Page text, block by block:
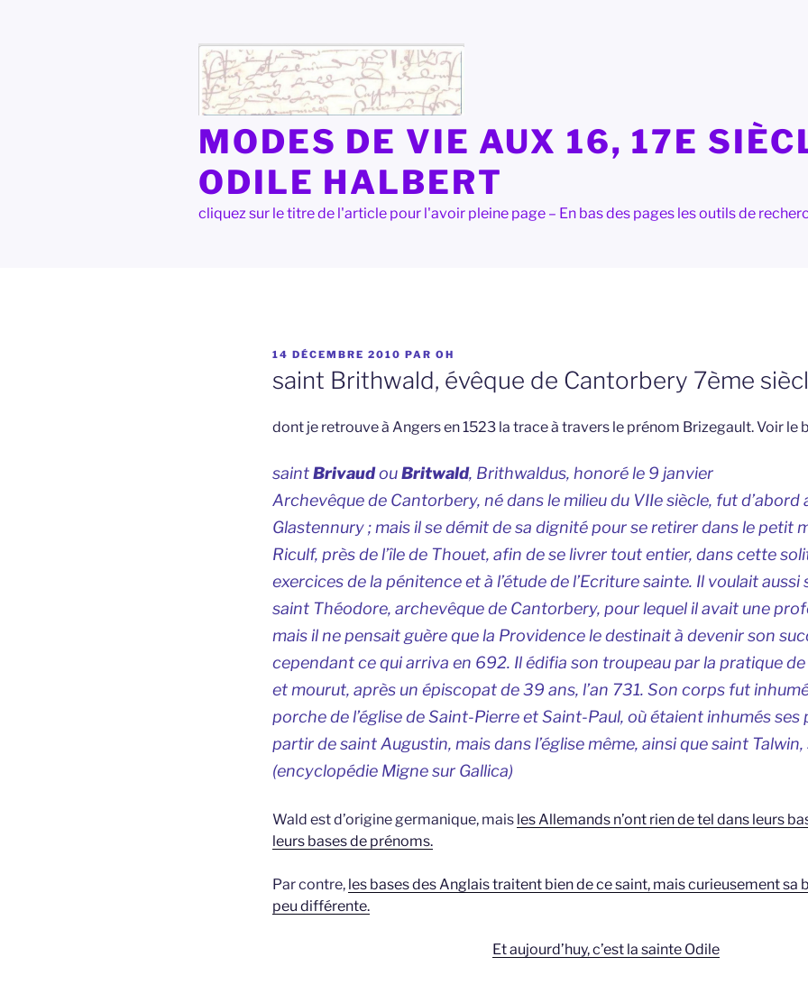
MODES DE VIE AUX 16, 17E
ODILE HALBERT
cliquez sur le titre de l'article pour l'avoir pleine page – En bas des pages les outils de
PUBLIÉ
14 DÉCEMBRE 2010 PAR OH
saint Brithwald, évêque de Cantorbery 7ème
dont je retrouve à Angers en 1523 la trace à travers le prénom Brizegault. Voir le
saintBrivaudouBritwald, Brithwaldus, honoré le 9 janvier
Archevêque de Cantorbery, né dans le milieu du VIIe siècle, fut d’abord
Glastennury ; mais il se démit de sa dignité pour se retirer dans le petit
Riculf, près de l’île de Thouet, afin de se livrer tout entier, dans cette
exercices de la pénitence et à l’étude de l’Ecriture sainte. Il voulait
saint Théodore, archevêque de Cantorbery, pour lequel il avait une
mais il ne pensait guère que la Providence le destinait à devenir son
cependant ce qui arriva en 692. Il édifia son troupeau par la pratique
et mourut, après un épiscopat de 39 ans, l’an 731. Son corps fut
porche de l’église de Saint-Pierre et Saint-Paul, où étaient inhumés ses
partir de saint Augustin, mais dans l’église même, ainsi que saint
(encyclopédie Migne sur Gallica)
Wald est d’origine germanique, mais les Allemands n’ont rien de tel dans leurs
leurs bases de prénoms.
Par contre, les bases des Anglais traitent bien de ce saint, mais curieusement sa
peu différente.
Et aujourd’huy, c’est la sainte Odile